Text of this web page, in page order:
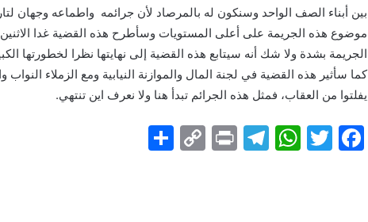
بين أبناء الصف الواحد وسنكون له بالمرصاد لأن جرائمه واطماعه وجهان
موضوع هذه الجريمة على أعلى المستويات وسأطرح هذه القضية غدا الاثنين
الجريمة بشدة ولا شك أنه سيتابع هذه القضية إلى نهايتها نظرا لخطورتها
كما سأثير هذه القضية في لجنة المال والموازنة النيابية ومع الزملاء
يفلتوا من العقاب، فمثل هذه الجرائم تبدأ هنا ولا نعرف اين تنتهي.
F
T
W
T
Pr
C